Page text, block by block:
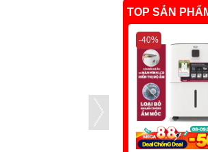
TOP SẢN
-40%